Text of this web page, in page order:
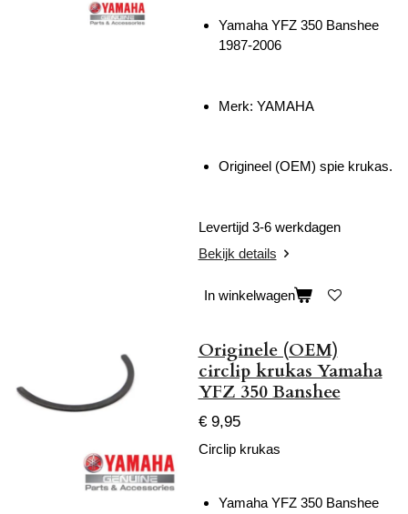
Yamaha YFZ 350 Banshee
1987-2006
Merk: YAMAHA
Origineel (OEM) spie krukas.
Levertijd 3-6 werkdagen
Bekijk details
In winkelwagen
Originele (OEM)
circlip krukas Yamaha
YFZ 350 Banshee
€ 9,95
Circlip krukas
Yamaha YFZ 350 Banshee